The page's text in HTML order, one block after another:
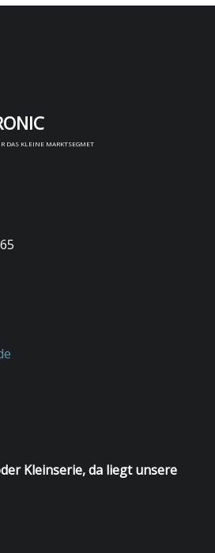
ONIC
DAS KLEINE MARKTSEGMET
Kleinserie, da liegt unsere